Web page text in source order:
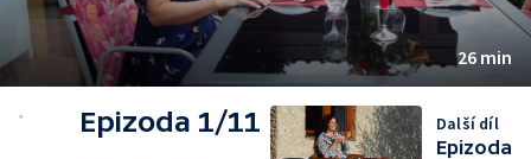
26 min
Epizoda 1/11
Další díl
Epizoda